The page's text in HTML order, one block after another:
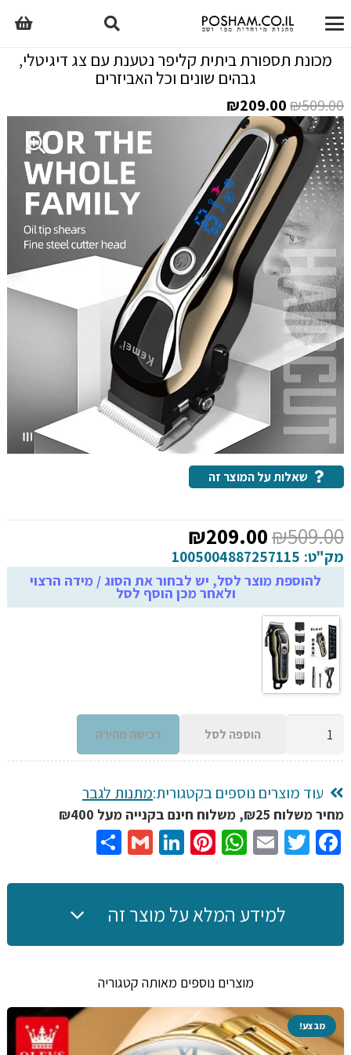
מכונת תספורת ביתית קליפר נטענת עם צג דיגיטלי,
גבהים שונים וכל האביזרים
₪509.00
המחיר
המקורי
היה:
₪509.00.
₪209.00
הוא:
₪209.00.
שאלות על המוצר זה
₪509.00 המחיר
המקורי
היה:
₪509.00.
₪209.00
הנוכחי
הוא:
₪209.00.
מק"ט: 1005004887257115
להוספת מוצר לסל, יש לבחור את הסוג / מידה הרצוי
ולאחר מכן הוסף לסל
תספורת
ביתית
קליפר
נטענת
גבהים
האביזרים
הוספה לסל רכישה מהירה
עוד מוצרים נוספים בקטגורית:מתנות לגבר
מחיר משלוח ₪25, משלוח חינם בקנייה מעל ₪400
Facebook
Twitter
Email
WhatsApp
Pinterest
LinkedIn
Gmail
למידע המלא על מוצר זה
מוצרים נוספים מאותה קטגוריה
מבצע!